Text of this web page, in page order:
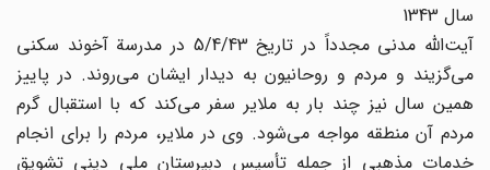
سال 1343
آیت‌الله مدنی مجدداً در تاریخ 5/4/43 در مدرسة آخوند سکنی
می‌گزیند و مردم و روحانیون به دیدار ایشان می‌روند. در پاییز
همین سال نیز چند بار به ملایر سفر می‌‌کند که با استقبال گرم
مردم آن منطقه مواجه می‌شود. وی در ملایر، مردم را برای انجام
خدمات مذهبی از جمله تأسیس دبیرستان ملی دینی تشویق